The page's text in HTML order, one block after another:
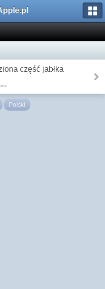
część jabłka
Polski